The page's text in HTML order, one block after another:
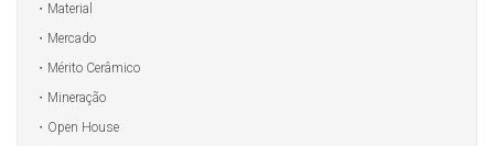
Material
Mercado
Mérito Cerâmico
Mineração
Open House